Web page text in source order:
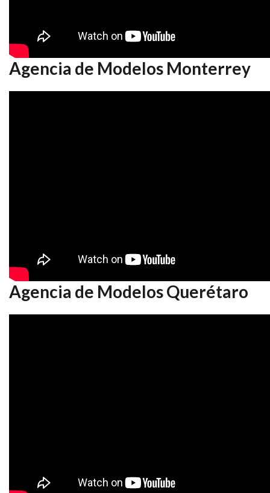
Agencia de Modelos Monterrey
Agencia de Modelos Querétaro